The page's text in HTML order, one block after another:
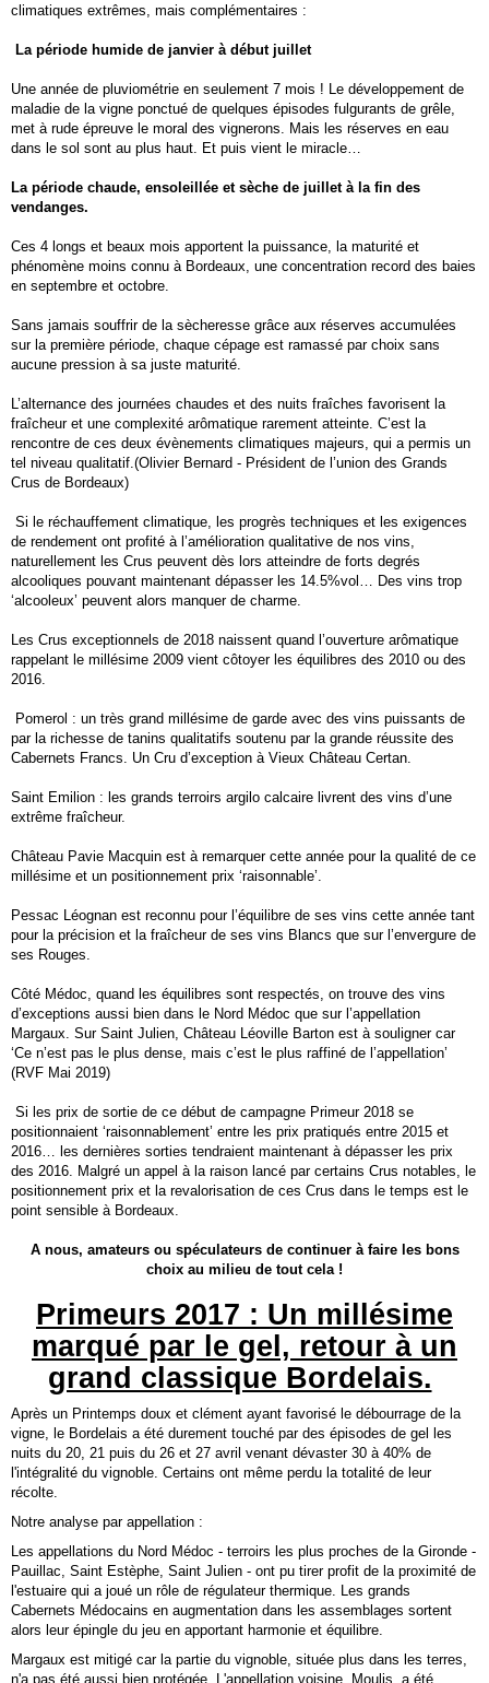
climatiques extrêmes, mais complémentaires :
La période humide de janvier à début juillet
Une année de pluviométrie en seulement 7 mois ! Le développement de
maladie de la vigne ponctué de quelques épisodes fulgurants de grêle,
met à rude épreuve le moral des vignerons. Mais les réserves en eau
dans le sol sont au plus haut. Et puis vient le miracle…
La période chaude, ensoleillée et sèche de juillet à la fin des
vendanges.
Ces 4 longs et beaux mois apportent la puissance, la maturité et
phénomène moins connu à Bordeaux, une concentration record des baies
en septembre et octobre.
Sans jamais souffrir de la sècheresse grâce aux réserves accumulées
sur la première période, chaque cépage est ramassé par choix sans
aucune pression à sa juste maturité.
L’alternance des journées chaudes et des nuits fraîches favorisent la
fraîcheur et une complexité arômatique rarement atteinte. C’est la
rencontre de ces deux évènements climatiques majeurs, qui a permis un
tel niveau qualitatif.(Olivier Bernard - Président de l’union des Grands
Crus de Bordeaux)
Si le réchauffement climatique, les progrès techniques et les exigences
de rendement ont profité à l’amélioration qualitative de nos vins,
naturellement les Crus peuvent dès lors atteindre de forts degrés
alcooliques pouvant maintenant dépasser les 14.5%vol… Des vins trop
‘alcooleux’ peuvent alors manquer de charme.
Les Crus exceptionnels de 2018 naissent quand l’ouverture arômatique
rappelant le millésime 2009 vient côtoyer les équilibres des 2010 ou des
2016.
Pomerol : un très grand millésime de garde avec des vins puissants de
par la richesse de tanins qualitatifs soutenu par la grande réussite des
Cabernets Francs. Un Cru d’exception à Vieux Château Certan.
Saint Emilion : les grands terroirs argilo calcaire livrent des vins d’une
extrême fraîcheur.
Château Pavie Macquin est à remarquer cette année pour la qualité de ce
millésime et un positionnement prix ‘raisonnable’.
Pessac Léognan est reconnu pour l’équilibre de ses vins cette année tant
pour la précision et la fraîcheur de ses vins Blancs que sur l’envergure de
ses Rouges.
Côté Médoc, quand les équilibres sont respectés, on trouve des vins
d’exceptions aussi bien dans le Nord Médoc que sur l’appellation
Margaux. Sur Saint Julien, Château Léoville Barton est à souligner car
‘Ce n’est pas le plus dense, mais c’est le plus raffiné de l’appellation’
(RVF Mai 2019)
Si les prix de sortie de ce début de campagne Primeur 2018 se
positionnaient ‘raisonnablement’ entre les prix pratiqués entre 2015 et
2016… les dernières sorties tendraient maintenant à dépasser les prix
des 2016. Malgré un appel à la raison lancé par certains Crus notables, le
positionnement prix et la revalorisation de ces Crus dans le temps est le
point sensible à Bordeaux.
A nous, amateurs ou spéculateurs de continuer à faire les bons
choix au milieu de tout cela !
Primeurs 2017 : Un millésime
marqué par le gel, retour à un
grand classique Bordelais.
Après un Printemps doux et clément ayant favorisé le débourrage de la
vigne, le Bordelais a été durement touché par des épisodes de gel les
nuits du 20, 21 puis du 26 et 27 avril venant dévaster 30 à 40% de
l'intégralité du vignoble. Certains ont même perdu la totalité de leur
récolte.
Notre analyse par appellation :
Les appellations du Nord Médoc - terroirs les plus proches de la Gironde -
Pauillac, Saint Estèphe, Saint Julien - ont pu tirer profit de la proximité de
l'estuaire qui a joué un rôle de régulateur thermique. Les grands
Cabernets Médocains en augmentation dans les assemblages sortent
alors leur épingle du jeu en apportant harmonie et équilibre.
Margaux est mitigé car la partie du vignoble, située plus dans les terres,
n'a pas été aussi bien protégée. L'appellation voisine, Moulis, a été